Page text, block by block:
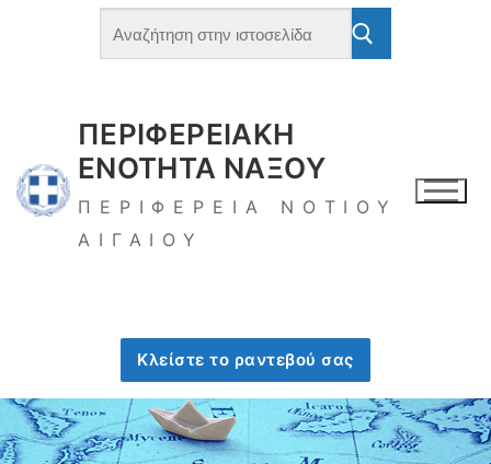
ΠΕΡΙΦΕΡΕΙΑΚΗ
ΕΝΟΤΗΤΑ ΝΑΞΟΥ
ΠΕΡΙΦΕΡΕΙΑ ΝΟΤΙΟΥ
ΑΙΓΑΙΟΥ
Κλείστε το ραντεβού σας